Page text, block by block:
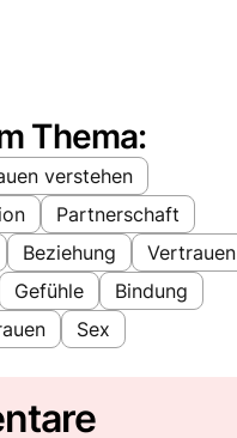
Thema:
verstehen
Partnerschaft
Beziehung
Vertrauen
Gefühle
Bindung
Sex